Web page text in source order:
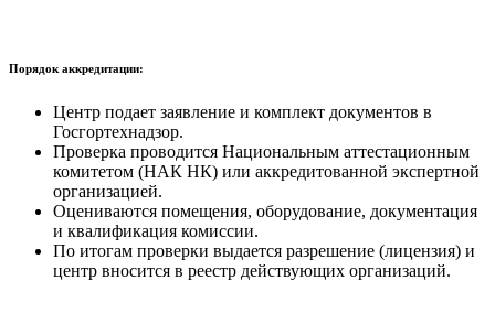
Порядок аккредитации:
Центр подает заявление и комплект документов в
Госгортехнадзор.
Проверка проводится Национальным аттестационным
комитетом (НАК НК) или аккредитованной экспертной
организацией.
Оцениваются помещения, оборудование, документация
и квалификация комиссии.
По итогам проверки выдается разрешение (лицензия) и
центр вносится в реестр действующих организаций.